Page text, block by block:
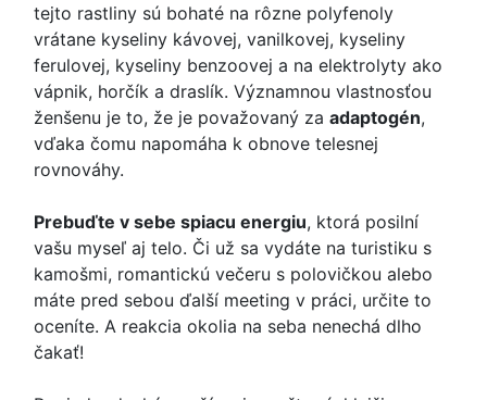
tejto rastliny sú bohaté na rôzne polyfenoly
vrátane kyseliny kávovej, vanilkovej, kyseliny
ferulovej, kyseliny benzoovej a na elektrolyty ako
vápnik, horčík a draslík. Významnou vlastnosťou
ženšenu je to, že je považovaný za adaptogén,
vďaka čomu napomáha k obnove telesnej
rovnováhy.
Prebuďte v sebe spiacu energiu, ktorá posilní
vašu myseľ aj telo. Či už sa vydáte na turistiku s
kamošmi, romantickú večeru s polovičkou alebo
máte pred sebou ďalší meeting v práci, určite to
oceníte. A reakcia okolia na seba nenechá dlho
čakať!